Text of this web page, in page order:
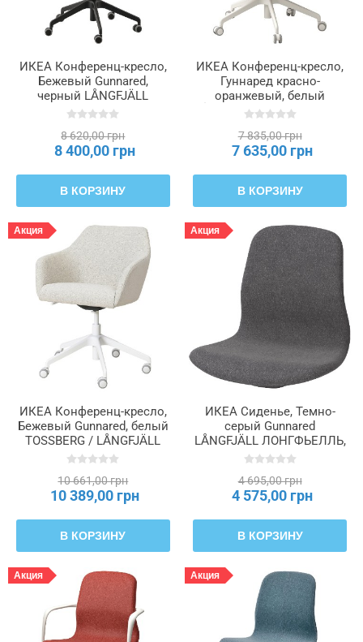
ИКЕА Конференц-кресло,
Бежевый Gunnared,
черный LÅNGFJÄLL
ЛОНГФЬЕЛЛЬ, 491.776.29
8 620,00 грн
8 400,00 грн
В КОРЗИНУ
ИКЕА Конференц-кресло,
Гуннаред красно-
оранжевый, белый
LÅNGFJÄLL ЛОНГФЬЕЛЛЬ,
7 835,00 грн
7 635,00 грн
В КОРЗИНУ
Акция
ИКЕА Конференц-кресло,
Бежевый Gunnared, белый
TOSSBERG / LÅNGFJÄLL
ЛОНГФЬЕЛЛЬ, 595.131.02
10 661,00 грн
10 389,00 грн
В КОРЗИНУ
Акция
ИКЕА Сиденье, Темно-
серый Gunnared
LÅNGFJÄLL ЛОНГФЬЕЛЛЬ,
003.205.15
4 695,00 грн
4 575,00 грн
В КОРЗИНУ
Акция Акция